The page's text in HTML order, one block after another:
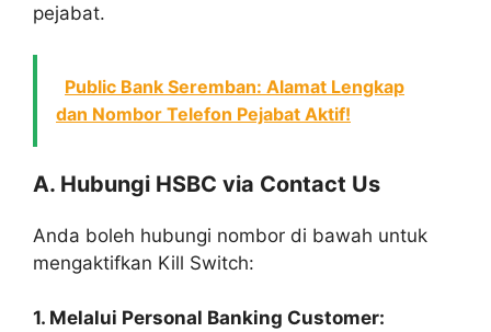
pejabat.
Public Bank Seremban: Alamat Lengkap
dan Nombor Telefon Pejabat Aktif!
A. Hubungi HSBC via Contact Us
Anda boleh hubungi nombor di bawah untuk
mengaktifkan Kill Switch:
1. Melalui Personal Banking Customer: